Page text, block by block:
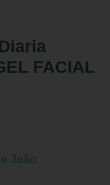
FACIAL
João